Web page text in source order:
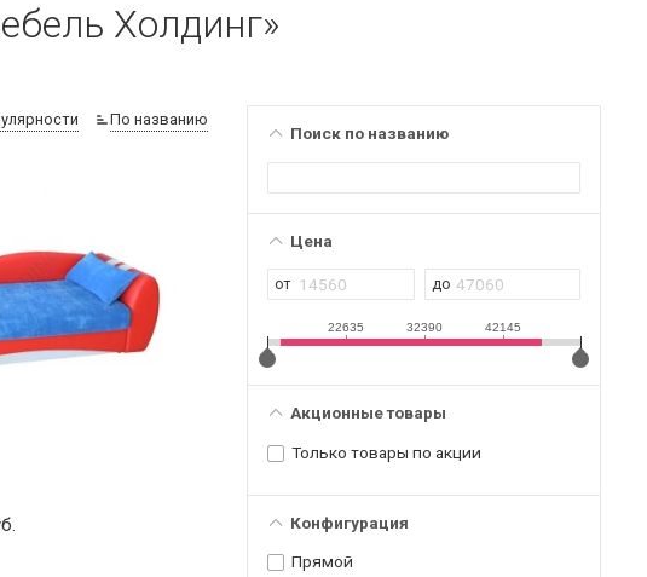
Холдинг»
Поиск по названию
Цена
22635 32390 42145
Акционные товары
Только товары по акции
Конфигурация
Прямой
По названию